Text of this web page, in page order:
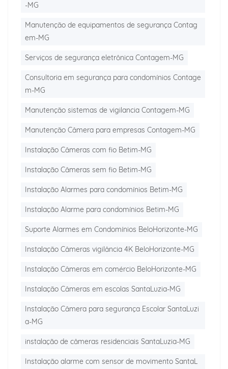
-MG
Manutenção de equipamentos de segurança Contag
em-MG
Serviços de segurança eletrônica Contagem-MG
Consultoria em segurança para condomínios Contage
m-MG
Manutenção sistemas de vigilancia Contagem-MG
Manutenção Câmera para empresas Contagem-MG
Instalação Câmeras com fio Betim-MG
Instalação Câmeras sem fio Betim-MG
Instalação Alarmes para condomínios Betim-MG
Instalação Alarme para condomínios Betim-MG
Suporte Alarmes em Condomínios BeloHorizonte-MG
Instalação Câmeras vigilância 4K BeloHorizonte-MG
Instalação Câmeras em comércio BeloHorizonte-MG
Instalação Câmeras em escolas SantaLuzia-MG
Instalação Câmera para segurança Escolar SantaLuzi
a-MG
instalação de câmeras residenciais SantaLuzia-MG
Instalação alarme com sensor de movimento SantaL